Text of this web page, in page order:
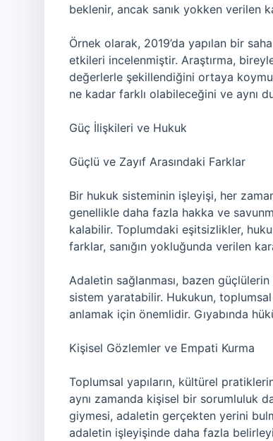
beklenir, ancak sanık yokken verilen
Örnek olarak, 2019’da yapılan bir
etkileri incelenmiştir. Araştırma,
değerlerle şekillendiğini ortaya
ne kadar farklı olabileceğini ve aynı
Güç İlişkileri ve Hukuk
Güçlü ve Zayıf Arasındaki Farklar
Bir hukuk sisteminin işleyişi, her
genellikle daha fazla hakka ve
kalabilir. Toplumdaki eşitsizlikler,
farklar, sanığın yokluğunda verilen
Adaletin sağlanması, bazen
sistem yaratabilir. Hukukun,
anlamak için önemlidir. Gıyabında
Kişisel Gözlemler ve Empati Kurma
Toplumsal yapıların, kültürel
aynı zamanda kişisel bir sorumluluk
giymesi, adaletin gerçekten yerini
adaletin işleyişinde daha fazla